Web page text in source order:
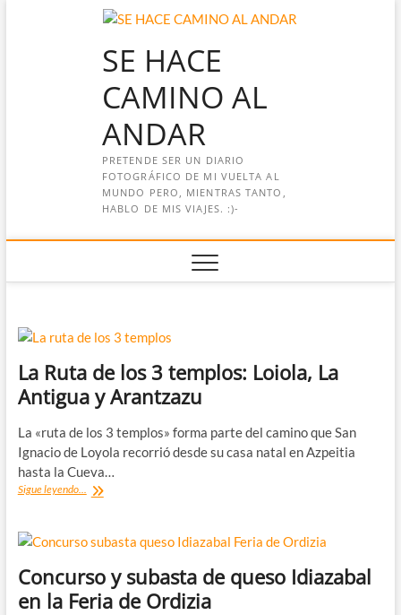
SE HACE
CAMINO AL
ANDAR
PRETENDE SER UN DIARIO
FOTOGRÁFICO DE MI VUELTA AL
MUNDO PERO, MIENTRAS TANTO,
HABLO DE MIS VIAJES. :)-
La Ruta de los 3 templos: Loiola, La
Antigua y Arantzazu
La «ruta de los 3 templos» forma parte del camino que San
Ignacio de Loyola recorrió desde su casa natal en Azpeitia
hasta la Cueva…
Sigue leyendo... La
los
Loiola,
La
Concurso y subasta de queso Idiazabal
en la Feria de Ordizia